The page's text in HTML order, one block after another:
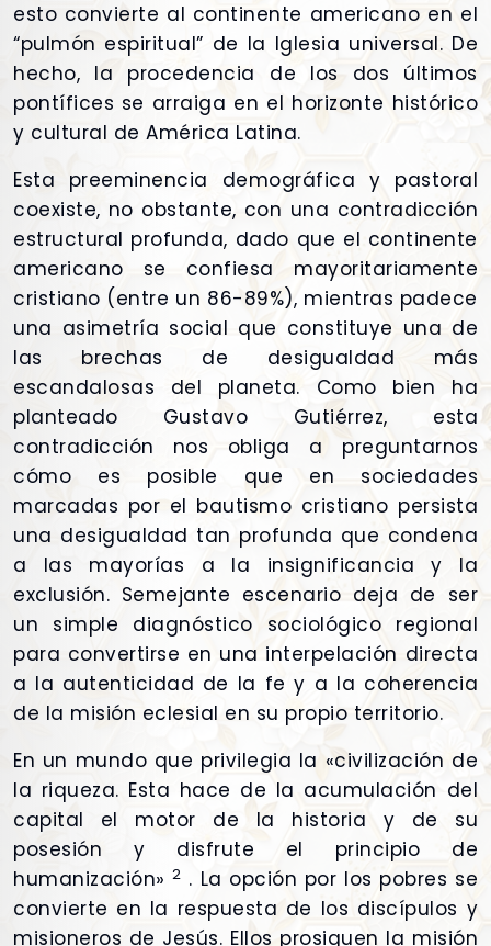
esto convierte al continente americano en el
“pulmón espiritual” de la Iglesia universal. De
hecho, la procedencia de los dos últimos
pontífices se arraiga en el horizonte histórico
y cultural de América Latina.
Esta preeminencia demográfica y pastoral
coexiste, no obstante, con una contradicción
estructural profunda, dado que el continente
americano se confiesa mayoritariamente
cristiano (entre un 86-89%), mientras padece
una asimetría social que constituye una de
las brechas de desigualdad más
escandalosas del planeta. Como bien ha
planteado Gustavo Gutiérrez, esta
contradicción nos obliga a preguntarnos
cómo es posible que en sociedades
marcadas por el bautismo cristiano persista
una desigualdad tan profunda que condena
a las mayorías a la insignificancia y la
exclusión. Semejante escenario deja de ser
un simple diagnóstico sociológico regional
para convertirse en una interpelación directa
a la autenticidad de la fe y a la coherencia
de la misión eclesial en su propio territorio.
En un mundo que privilegia la «civilización de
la riqueza. Esta hace de la acumulación del
capital el motor de la historia y de su
posesión y disfrute el principio de
humanización»2 . La opción por los pobres se
convierte en la respuesta de los discípulos y
misioneros de Jesús. Ellos prosiguen la misión